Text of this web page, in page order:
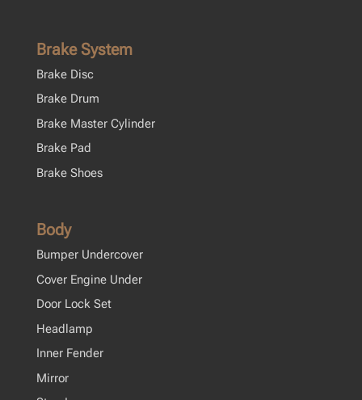
Brake System
Brake Disc
Brake Drum
Brake Master Cylinder
Brake Pad
Brake Shoes
Body
Bumper Undercover
Cover Engine Under
Door Lock Set
Headlamp
Inner Fender
Mirror